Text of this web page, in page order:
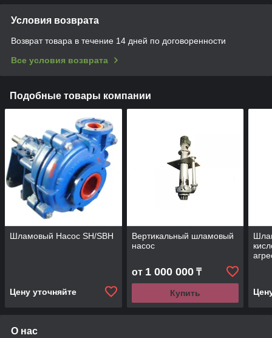
Условия возврата
Возврат товара в течение 14 дней по договоренности
Все условия возврата
Подобные товары компании
Шламовый Насос SH/SBH
Цену уточняйте
Вертикальный шламовый
насос
от 1 000 000₸
Купить
О нас